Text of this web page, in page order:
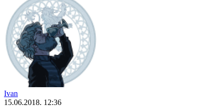
Ivan
15.06.2018. 12:36